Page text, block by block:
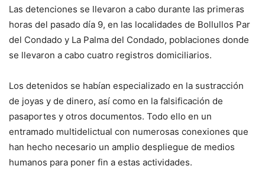
Las detenciones se llevaron a cabo durante las primeras
horas del pasado día 9, en las localidades de Bollullos Par
del Condado y La Palma del Condado, poblaciones donde
se llevaron a cabo cuatro registros domiciliarios.
Los detenidos se habían especializado en la sustracción
de joyas y de dinero, así como en la falsificación de
pasaportes y otros documentos. Todo ello en un
entramado multidelictual con numerosas conexiones que
han hecho necesario un amplio despliegue de medios
humanos para poner fin a estas actividades.